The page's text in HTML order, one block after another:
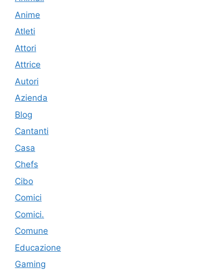
Anime
Atleti
Attori
Attrice
Autori
Azienda
Blog
Cantanti
Casa
Chefs
Cibo
Comici
Comici.
Comune
Educazione
Gaming